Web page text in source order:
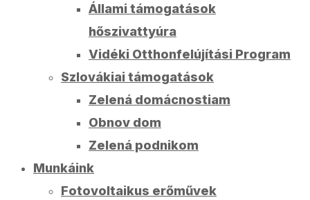
Állami támogatások
hőszivattyúra
Vidéki Otthonfelújítási Program
Szlovákiai támogatások
Zelená domácnostiam
Obnov dom
Zelená podnikom
Munkáink
Fotovoltaikus erőművek